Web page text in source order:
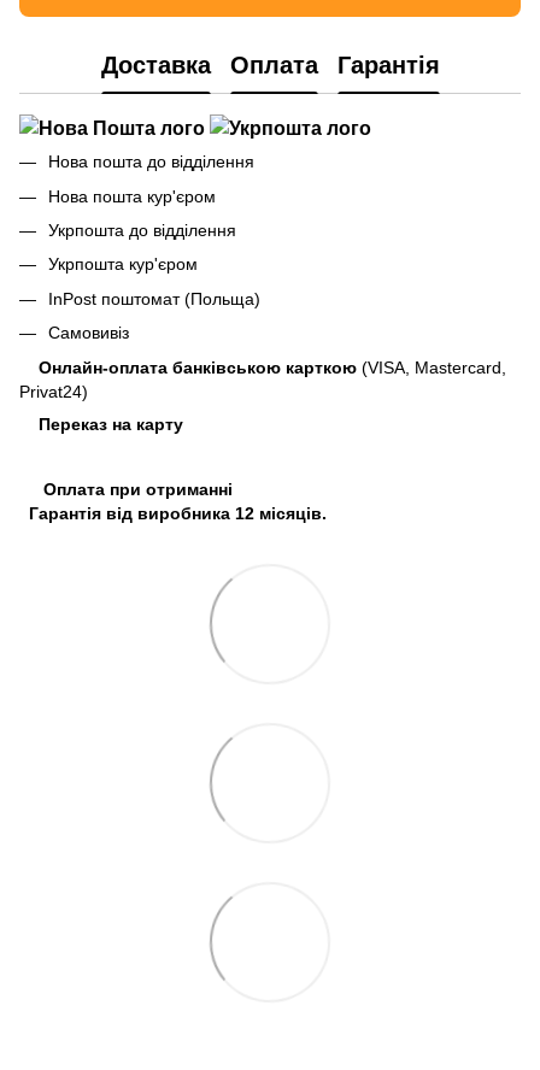
Доставка Оплата Гарантія
Нова пошта до відділення
Нова пошта кур'єром
Укрпошта до відділення
Укрпошта кур'єром
InPost поштомат (Польща)
Самовивіз
Онлайн-оплата банківською карткою (VISA, Mastercard,
Privat24)
Переказ на карту
Оплата при отриманні
Гарантія від виробника 12 місяців.